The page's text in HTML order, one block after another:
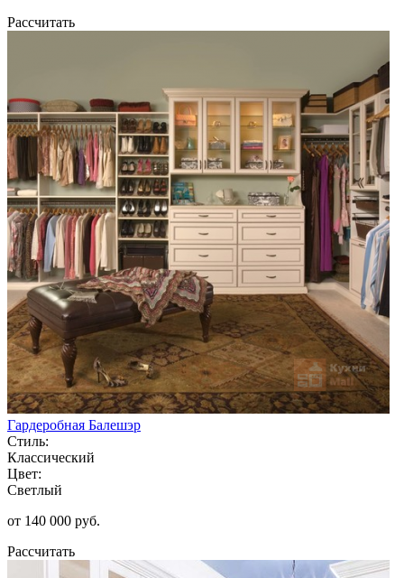
Рассчитать
Гардеробная Балешэр
Стиль:
Классический
Цвет:
Светлый
от 140 000 руб.
Рассчитать